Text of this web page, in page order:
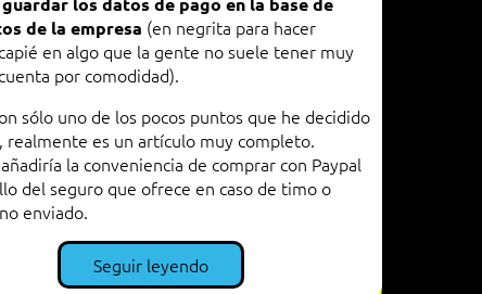
de la empresa (en negrita para hacer
en algo que la gente no suele tener muy
por comodidad).
sólo uno de los pocos puntos que he decidido
realmente es un artículo muy completo.
la conveniencia de comprar con Paypal
del seguro que ofrece en caso de timo o
enviado.
Seguir leyendo